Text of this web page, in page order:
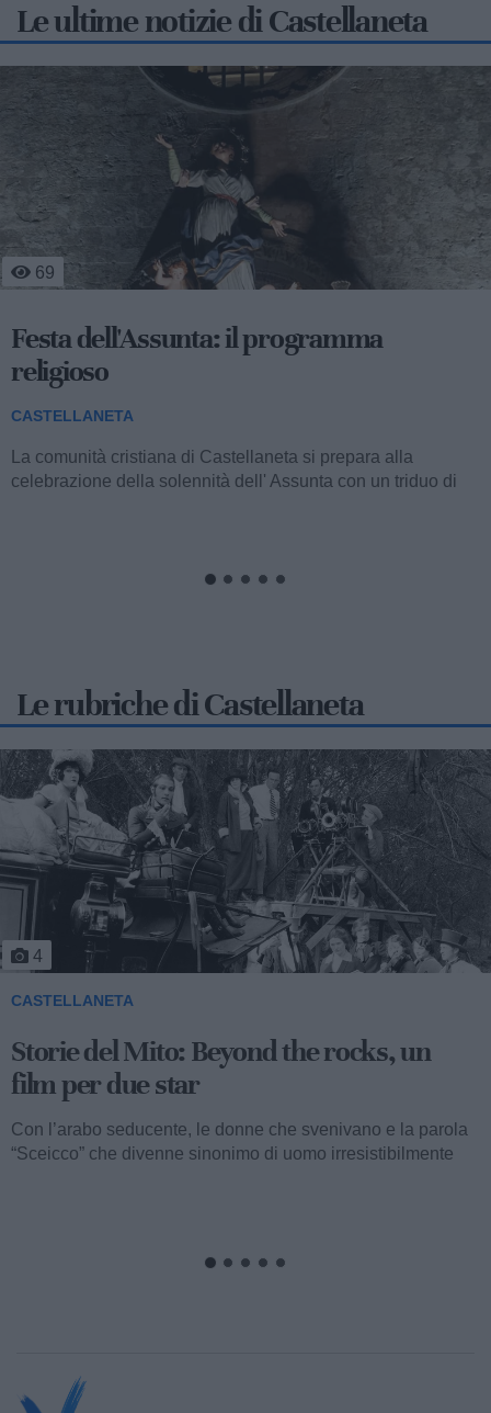
Le ultime notizie di Castellaneta
170
Centro storico in festa per san Domenico
tra celebrazioni religiose, sport e musica
popolare
CASTELLANETA
La comunità della parrocchia San Domenico di Castellaneta
Le rubriche di Castellaneta
5
CASTELLANETA
Storie del Mito: Uno sceicco esuberante
Valentino fu consacrato attore internazionale, come abbiamo
visto, con il film “I quattro cavalieri dell’Apocalisse”. Così
cominciava...